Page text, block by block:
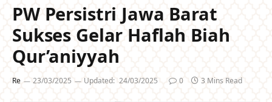
PW Persistri Jawa Barat
Sukses Gelar Haflah Biah
Qur’aniyyah
Re 23/03/2025 Updated: 24/03/2025 0 3 Mins Read